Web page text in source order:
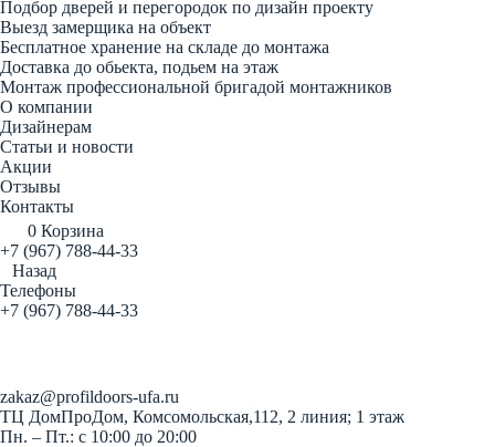
Подбор дверей и перегородок по дизайн проекту
Выезд замерщика на объект
Бесплатное хранение на складе до монтажа
Доставка до обьекта, подьем на этаж
Монтаж профессиональной бригадой монтажников
О компании
Дизайнерам
Статьи и новости
Акции
Отзывы
Контакты
0 Корзина
+7 (967) 788-44-33
Назад
Телефоны
+7 (967) 788-44-33
zakaz@profildoors-ufa.ru
ТЦ ДомПроДом, Комсомольская,112, 2 линия; 1 этаж
Пн. – Пт.: с 10:00 до 20:00